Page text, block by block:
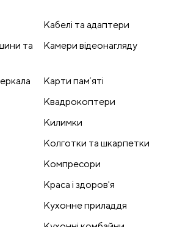
Кабелі та адаптери
та
Камери відеонагляду
Карти памʼяті
Квадрокоптери
Килимки
Колготки та шкарпетки
Компресори
Краса і здоров'я
Кухонне приладдя